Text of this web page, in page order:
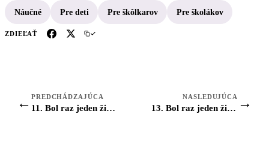
Náučné Pre deti Pre škôlkarov Pre školákov
ZDIEĽAŤ
← PREDCHÁDZAJÚCA
11. Bol raz jeden život: Oko
NASLEDUJÚCA
13. Bol raz jeden život: Koža →